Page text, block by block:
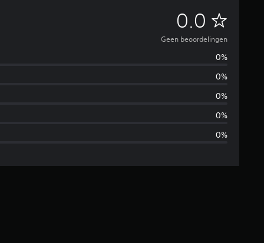
0.0 G
e
e
n
b
e
o
Geen beoordelingen
0%
0%
0%
0%
0%